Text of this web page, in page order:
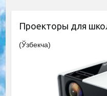
Проекторы для
(Ўзбекча)